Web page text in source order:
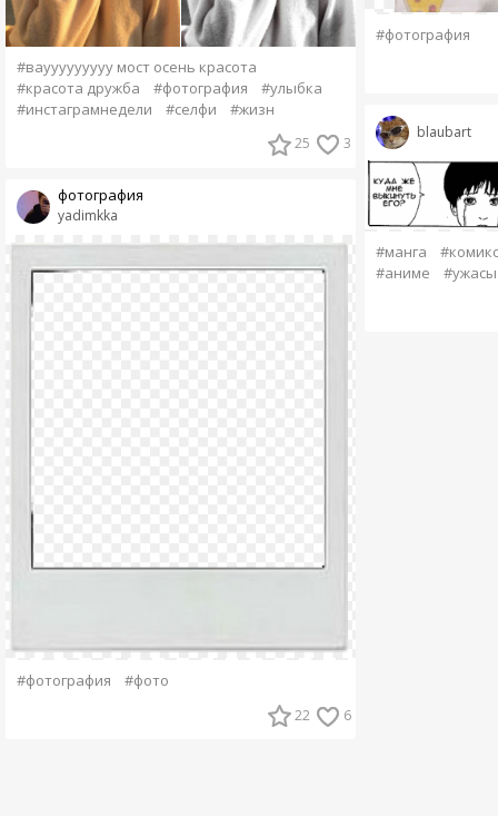
#ваууууууууу мост осень красота
#красота дружба
#фотография
#улыбка
#инстаграмнедели
#селфи #жизн
25 3
yadimkka
фотография
#фотография #фото
22 6
#фотография
blaubart
#манга
#комикс
#аниме
#ужасы